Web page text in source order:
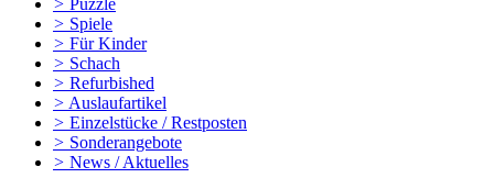
> Puzzle
> Spiele
> Für Kinder
> Schach
> Refurbished
> Auslaufartikel
> Einzelstücke / Restposten
> Sonderangebote
> News / Aktuelles